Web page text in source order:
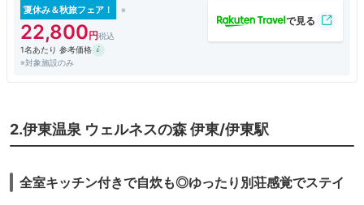
です。
連れが昨日から泊っているからと申しても14時からの一点張り
県民割で混むのも目に見えてるからと伝えてもダメでした。
部屋に入りたいわけでなくて先に手続きだけお願いしたかったのですが
（連泊の方の部屋にいればよいのだし
超えは不満です。
夏休み＆秋旅フェア！
22,800
1名あたり 参考価格
※対象施設のみ
2.伊東温泉 ウェルネスの森 伊東/伊東駅
全室キッチン付きで自炊も◎ゆったり別荘感覚でステイ